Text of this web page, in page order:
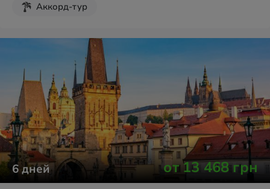
Аккорд-тур
6дней от13 468грн